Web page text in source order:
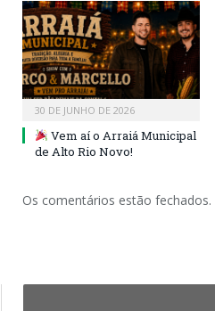
30 DE JUNHO DE 2026
Vem aí o Arraiá Municipal
de Alto Rio Novo!
Os comentários estão fechados.